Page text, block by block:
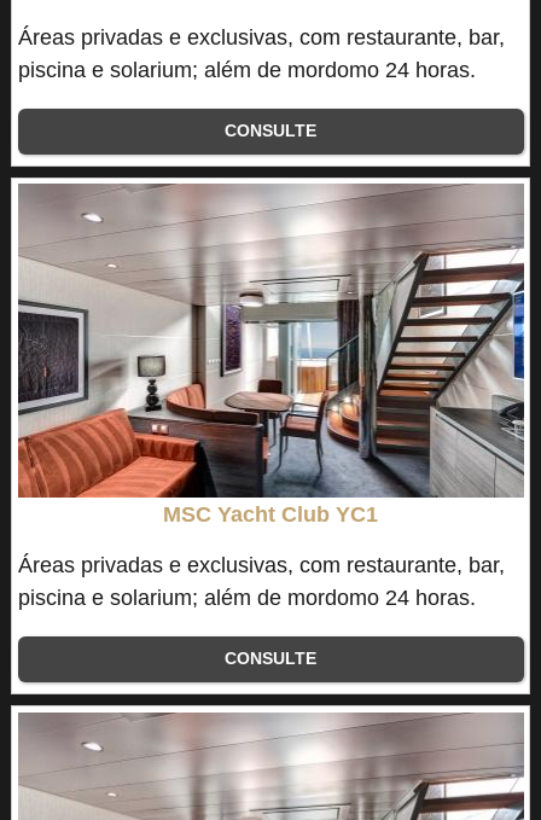
Áreas privadas e exclusivas, com restaurante, bar,
piscina e solarium; além de mordomo 24 horas.
CONSULTE
MSC Yacht Club YC1
Áreas privadas e exclusivas, com restaurante, bar,
piscina e solarium; além de mordomo 24 horas.
CONSULTE